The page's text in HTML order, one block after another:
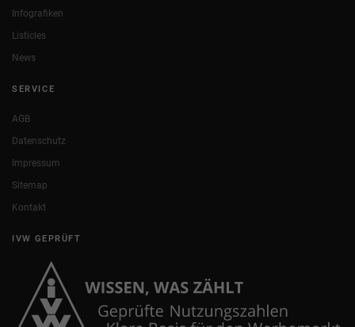
Infografiken
Listicles
News
SERVICE
AGB
Datenschutz
Impressum
Sitemap
Kontakt
IVW GEPRÜFT